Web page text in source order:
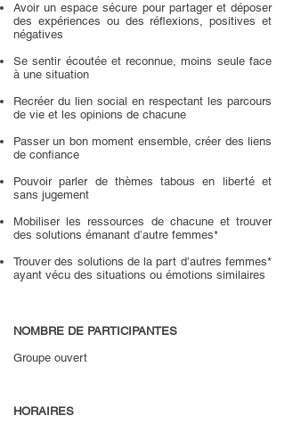
Avoir un espace sécure pour partager et déposer
des expériences ou des réflexions, positives et
négatives
Se sentir écoutée et reconnue, moins seule face
à une situation
Recréer du lien social en respectant les parcours
de vie et les opinions de chacune
Passer un bon moment ensemble, créer des liens
de confiance
Pouvoir parler de thèmes tabous en liberté et
sans jugement
Mobiliser les ressources de chacune et trouver
des solutions émanant d’autre femmes*
Trouver des solutions de la part d’autres femmes*
ayant vécu des situations ou émotions similaires
NOMBRE DE PARTICIPANTES
Groupe ouvert
HORAIRES